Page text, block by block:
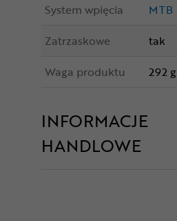
System wpięcia
MTB
Zatrzaskowe
tak
Waga produktu
292 g
INFORMACJE
HANDLOWE